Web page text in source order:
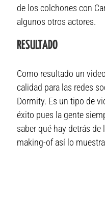
de los colchones con
algunos otros actores.
RESULTADO
Como resultado un
calidad para las redes
Dormity. Es un tipo de
éxito pues la gente
saber qué hay detrás de
making-of así lo